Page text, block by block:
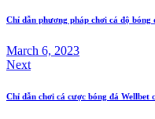
Chỉ dẫn phương pháp chơi cá độ bóng
March 6, 2023
Next
Chỉ dẫn chơi cá cược bóng đá Wellbet